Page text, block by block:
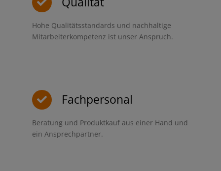
Hohe Qualitätsstandards und nachhaltige
Mitarbeiterkompetenz ist unser Anspruch.
Fachpersonal
Beratung und Produktkauf aus einer Hand und
ein Ansprechpartner.